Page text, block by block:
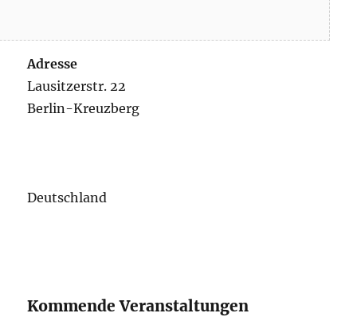
Adresse
Lausitzerstr. 22
Berlin-Kreuzberg
Deutschland
Kommende Veranstaltungen